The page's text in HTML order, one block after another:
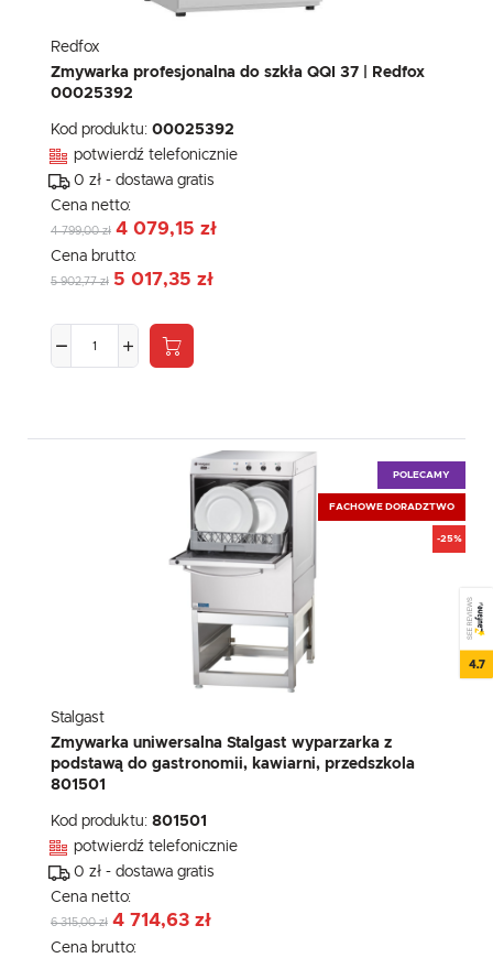
Redfox
Zmywarka profesjonalna do szkła QQI 37 | Redfox
00025392
Kod produktu: 00025392
potwierdź telefonicznie
0 zł - dostawa gratis
Cena netto:
4 799,00 zł 4 079,15 zł
Cena brutto:
5 902,77 zł 5 017,35 zł
POLECAMY
FACHOWE DORADZTWO
-25%
Stalgast
Zmywarka uniwersalna Stalgast wyparzarka z
podstawą do gastronomii, kawiarni, przedszkola
801501
Kod produktu: 801501
potwierdź telefonicznie
0 zł - dostawa gratis
Cena netto:
6 315,00 zł 4 714,63 zł
Cena brutto:
SEE REVIEWS
4.7